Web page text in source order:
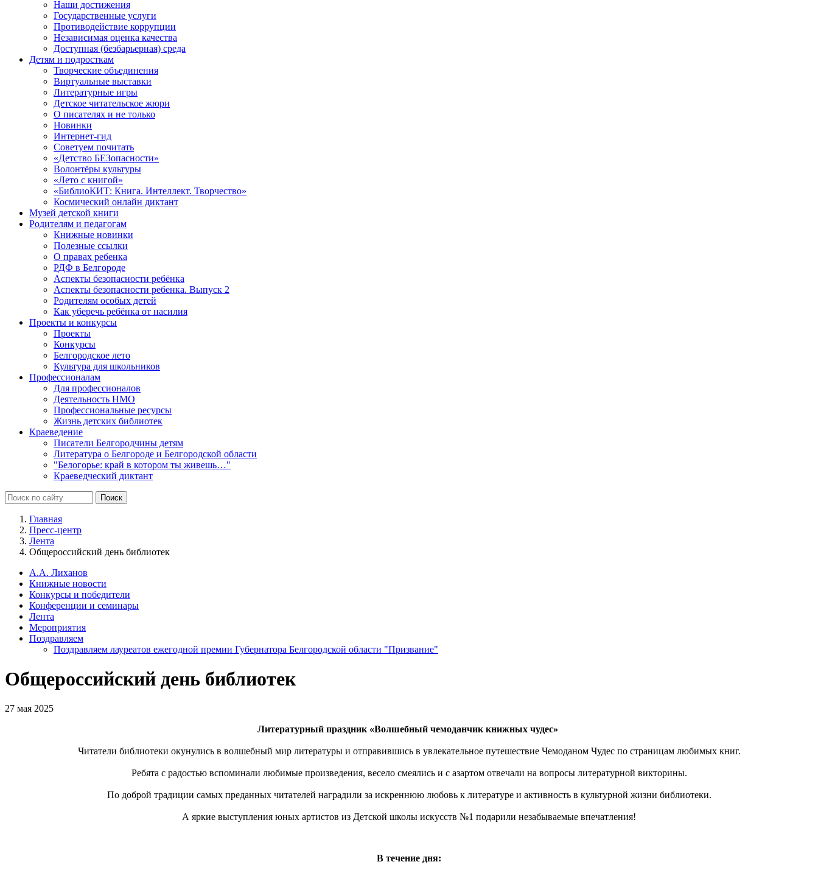
Наши достижения
Государственные услуги
Противодействие коррупции
Независимая оценка качества
Доступная (безбарьерная) среда
Детям и подросткам
Творческие объединения
Виртуальные выставки
Литературные игры
Детское читательское жюри
О писателях и не только
Новинки
Интернет-гид
Советуем почитать
«Детство БЕЗопасности»
Волонтёры культуры
«Лето с книгой»
«БиблиоКИТ: Книга. Интеллект. Творчество»
Космический онлайн диктант
Музей детской книги
Родителям и педагогам
Книжные новинки
Полезные ссылки
О правах ребенка
РДФ в Белгороде
Аспекты безопасности ребёнка
Аспекты безопасности ребенка. Выпуск 2
Родителям особых детей
Как уберечь ребёнка от насилия
Проекты и конкурсы
Проекты
Конкурсы
Белгородское лето
Культура для школьников
Профессионалам
Для профессионалов
Деятельность НМО
Профессиональные ресурсы
Жизнь детских библиотек
Краеведение
Писатели Белгородчины детям
Литература о Белгороде и Белгородской области
"Белогорье: край в котором ты живешь…"
Краеведческий диктант
Главная
Пресс-центр
Лента
Общероссийский день библиотек
А.А. Лиханов
Книжные новости
Конкурсы и победители
Конференции и семинары
Лента
Мероприятия
Поздравляем
Поздравляем лауреатов ежегодной премии Губернатора Белгородской области "Призвание"
Общероссийский день библиотек
27 мая 2025
Литературный праздник «Волшебный чемоданчик книжных чудес»
Читатели библиотеки окунулись в волшебный мир литературы и отправившись в увлекательное путешествие Чемоданом Чудес по страницам любимых книг.
Ребята с радостью вспоминали любимые произведения, весело смеялись и с азартом отвечали на вопросы литературной викторины.
По доброй традиции самых преданных читателей наградили за искреннюю любовь к литературе и активность в культурной жизни библиотеки.
А яркие выступления юных артистов из Детской школы искусств №1 подарили незабываемые впечатления!
В течение дня: